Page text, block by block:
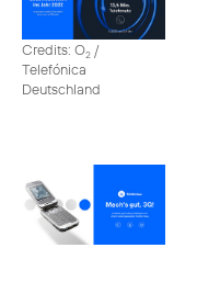
Credits: O2 /
Telefónica
Deutschland